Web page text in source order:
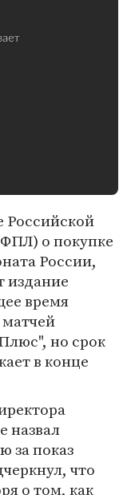
Российской
о покупке
России,
издание
время
но срок
в конце
назвал
за показ
что
о том, как